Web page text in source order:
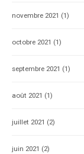
novembre 2021 (1)
octobre 2021 (1)
septembre 2021 (1)
août 2021 (1)
juillet 2021 (2)
juin 2021 (2)